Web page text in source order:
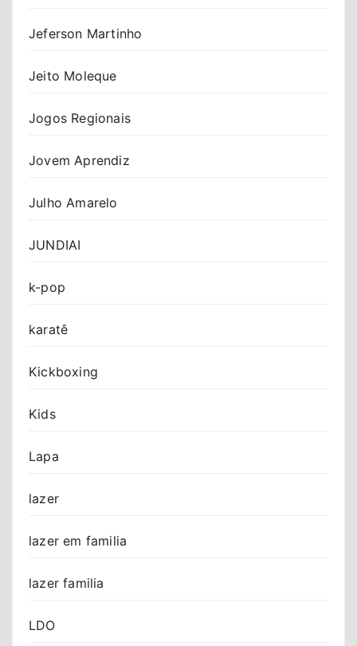
Jeferson Martinho
Jeito Moleque
Jogos Regionais
Jovem Aprendiz
Julho Amarelo
JUNDIAI
k-pop
karatê
Kickboxing
Kids
Lapa
lazer
lazer em familia
lazer familia
LDO